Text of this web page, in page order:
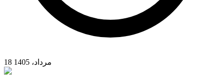
18 مرداد، 1405